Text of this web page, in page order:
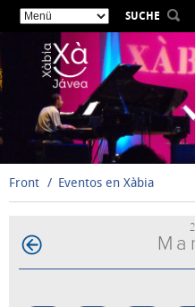
SUCHE
Front Eventos en Xàbia